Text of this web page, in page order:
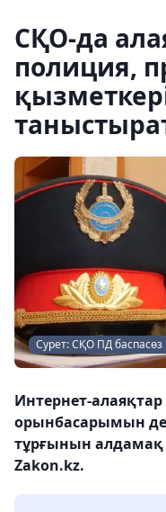
СҚО-да
полиция,
Сурет: СҚО ПД баспасөз
Интернет-
орынбасарымын
тұрғынын алдамақ
Zakon.kz.